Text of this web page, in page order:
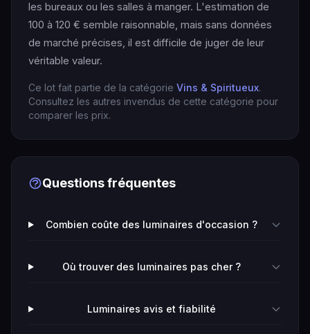
les bureaux ou les salles à manger. L'estimation de
100 à 120 € semble raisonnable, mais sans données
de marché précises, il est difficile de juger de leur
véritable valeur.
Ce lot fait partie de la catégorie Vins & Spiritueux.
Consultez les autres invendus de cette catégorie pour
comparer les prix.
Questions fréquentes
Combien coûte des luminaires d'occasion ?
Où trouver des luminaires pas cher ?
Luminaires avis et fiabilité